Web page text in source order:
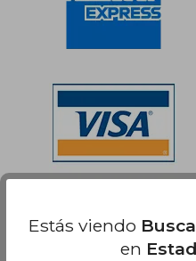
Estás viendo
en